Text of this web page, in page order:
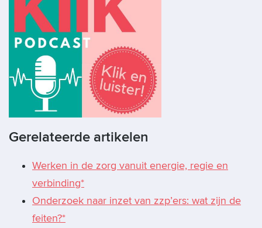
Gerelateerde artikelen
Werken in de zorg vanuit energie, regie en
verbinding*
Onderzoek naar inzet van zzp’ers: wat zijn de
feiten?*